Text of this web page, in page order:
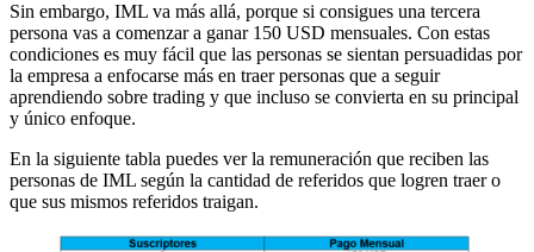
Sin embargo, IML va más allá, porque si consigues una tercera
persona vas a comenzar a ganar 150 USD mensuales. Con estas
condiciones es muy fácil que las personas se sientan persuadidas por
la empresa a enfocarse más en traer personas que a seguir
aprendiendo sobre trading y que incluso se convierta en su principal
y único enfoque.
En la siguiente tabla puedes ver la remuneración que reciben las
personas de IML según la cantidad de referidos que logren traer o
que sus mismos referidos traigan.